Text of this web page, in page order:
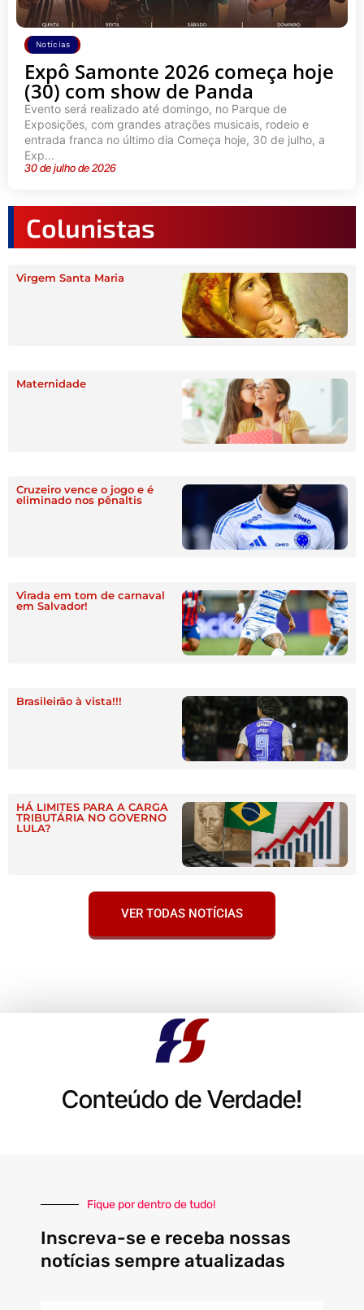
Notícias
Expô Samonte 2026 começa hoje
(30) com show de Panda
Evento será realizado até domingo, no Parque de
Exposições, com grandes atrações musicais, rodeio e
entrada franca no último dia Começa hoje, 30 de julho, a
Exp...
30 de julho de 2026
Colunistas
Virgem Santa Maria
Maternidade
Cruzeiro vence o jogo e é
eliminado nos pênaltis
Virada em tom de carnaval
em Salvador!
Brasileirão à vista!!!
HÁ LIMITES PARA A CARGA
TRIBUTÁRIA NO GOVERNO
LULA?
VER TODAS NOTÍCIAS
Conteúdo de Verdade!
Fique por dentro de tudo!
Inscreva-se e receba nossas
notícias sempre atualizadas